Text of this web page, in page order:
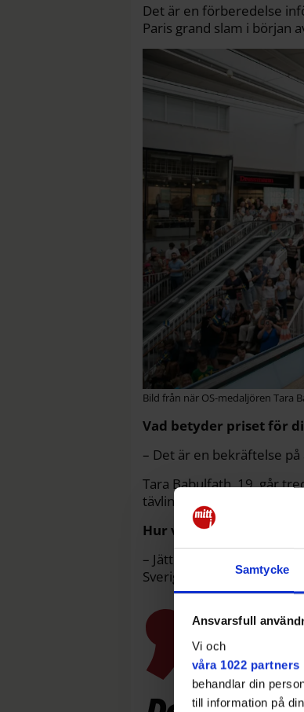
Samtycke
Ansvarsfull
Vi och
våra 1022 partners
behandlar din
till information på
Det är en förberedelse
Paris grand slam i början
Bild från när OS-medaljören Tara
Vad betyder priset för
– Det är en bekräftelse
Tara Babulfath, 19, går
tävlingar och träningar
Hur var det att vara med
– Jättecoolt och kul, att få
Sverige.